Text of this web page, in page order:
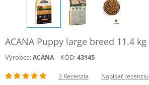
ACANA Puppy large breed 11.4 kg
Výrobca:ACANA KÓD:43145
3 Recenzia Napísať recenziu